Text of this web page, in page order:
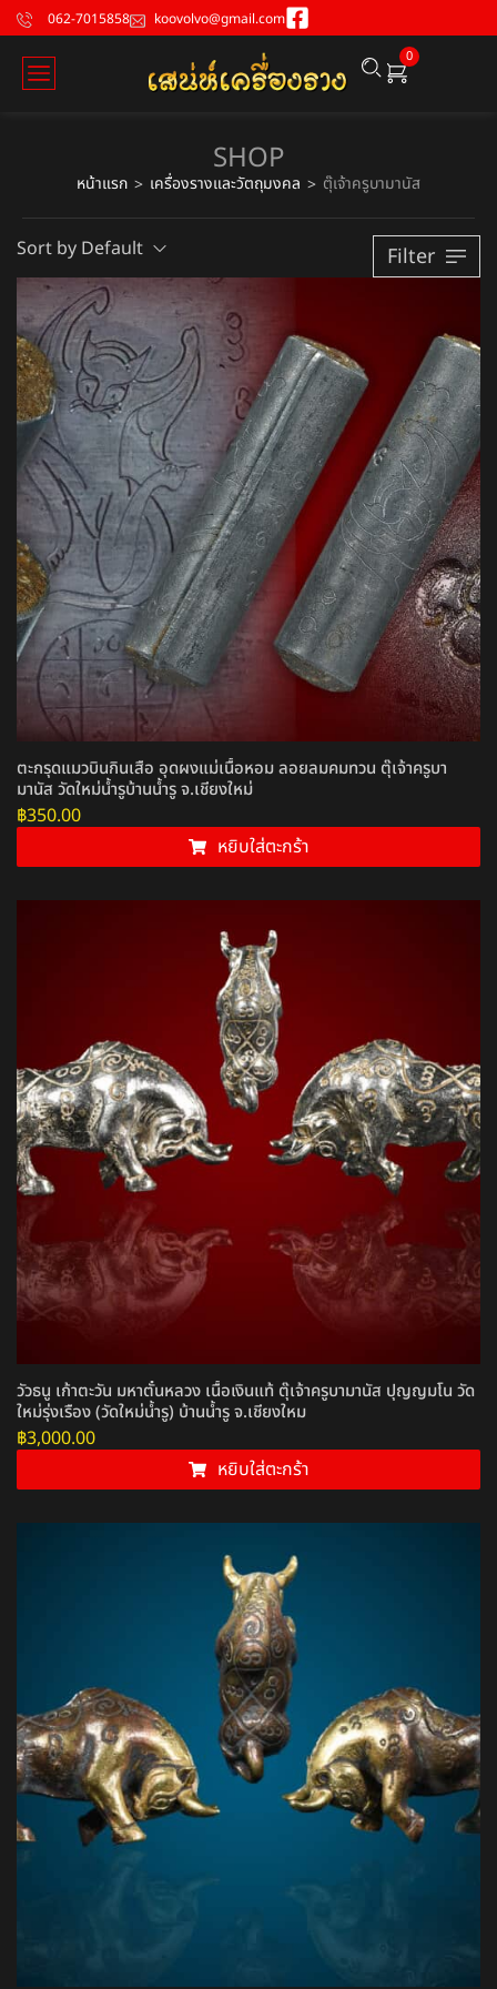
062-7015858 koovolvo@gmail.com
0
SHOP
หน้าแรก > เครื่องรางและวัตถุมงคล > ตุ๊เจ้าครูบามานัส
Sort by Default Filter
ตะกรุดแมวบินกินเสือ อุดผงแม่เนื้อหอม ลอยลมคมทวน ตุ๊เจ้าครูบา
มานัส วัดใหม่น้ำรูบ้านน้ำรู จ.เชียงใหม่
฿350.00
หยิบใส่ตะกร้า
วัวธนู เก้าตะวัน มหาตั๋นหลวง เนื้อเงินแท้ ตุ๊เจ้าครูบามานัส ปุญญมโน วัด
ใหม่รุ่งเรือง (วัดใหม่น้ำรู) บ้านน้ำรู จ.เชียงใหม
฿3,000.00
หยิบใส่ตะกร้า